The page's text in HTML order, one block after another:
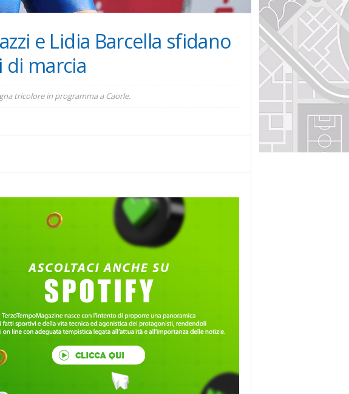
e Lidia Barcella sfidano
di marcia
tricolore in programma a Caorle.